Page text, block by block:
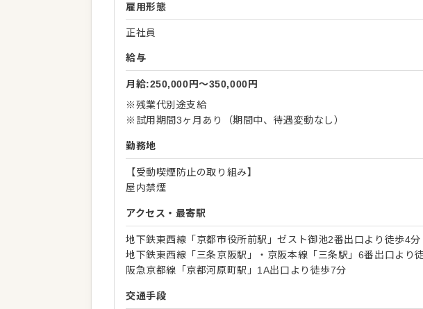
雇用形態
正社員
給与
月給:250,000円〜350,000円
※残業代別途支給
※試用期間3ヶ月あり（期間中、待遇変動なし）
勤務地
【受動喫煙防止の取り組み】
屋内禁煙
アクセス・最寄駅
地下鉄東西線「京都市役所前駅」ゼスト御池2番出口より徒歩4分
地下鉄東西線「三条京阪駅」・京阪本線「三条駅」6番出口より
阪急京都線「京都河原町駅」1A出口より徒歩7分
交通手段